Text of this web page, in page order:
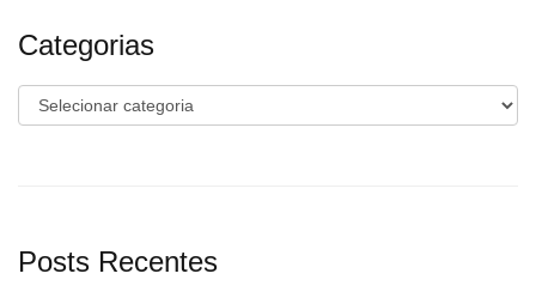
Categorias
Categorias
Posts Recentes